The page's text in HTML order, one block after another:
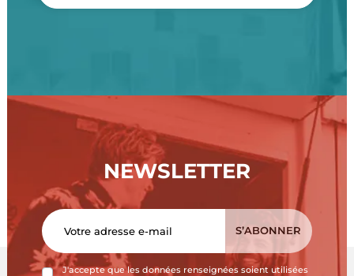
NEWSLETTER
J'accepte que les données renseignées soient utilisées